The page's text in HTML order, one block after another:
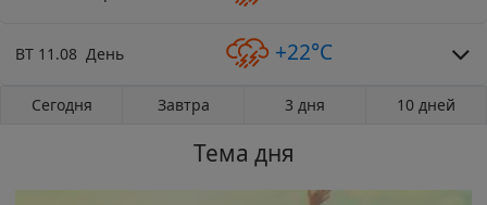
ВТ 11.08 День +22°C
Сегодня Завтра 3 дня 10 дней
Тема дня